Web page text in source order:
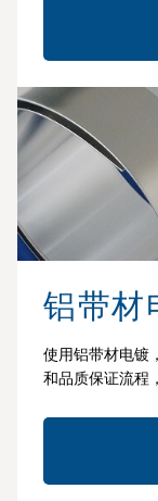
铝带材
使用铝带材电镀
和品质保证流程